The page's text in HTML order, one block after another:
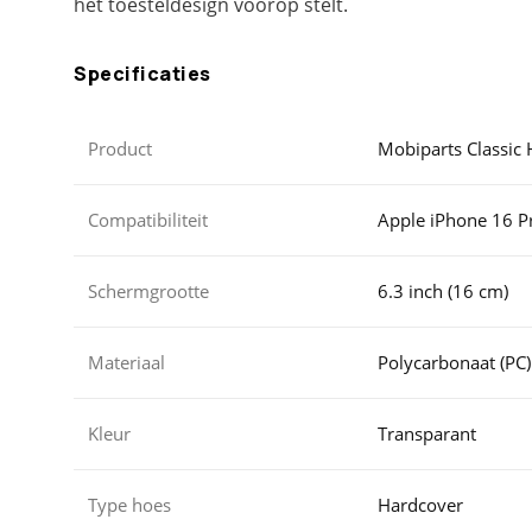
Specificaties
Product Mobiparts Classic
Compatibiliteit Apple iPhone 16
Schermgrootte 6.3 inch (16 cm)
Materiaal Polycarbonaat (PC)
Kleur Transparant
Type hoes Hardcover